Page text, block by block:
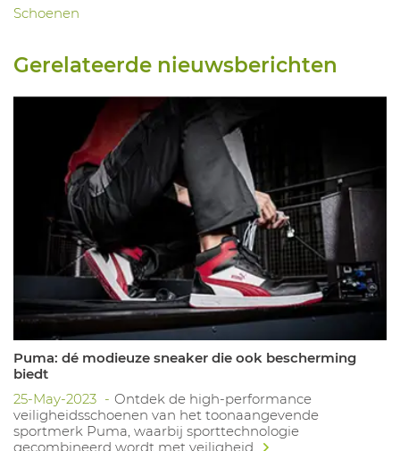
Schoenen
Gerelateerde nieuwsberichten
Puma: dé modieuze sneaker die ook bescherming
biedt
25-May-2023
Ontdek de high-performance
veiligheidsschoenen van het toonaangevende
sportmerk Puma, waarbij sporttechnologie
gecombineerd wordt met veiligheid.